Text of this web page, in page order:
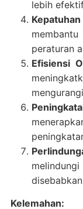
lebih
peraturan
Efisiensi
Kelemahan: